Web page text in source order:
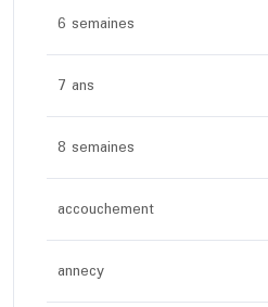
6 semaines
7 ans
8 semaines
accouchement
annecy